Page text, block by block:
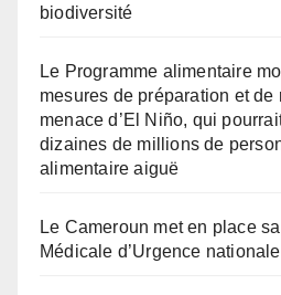
biodiversité
Le Programme alimentaire
mesures de préparation et de
menace d’El Niño, qui
dizaines de millions de
alimentaire aiguë
Le Cameroun met en place
Médicale d’Urgence nationale